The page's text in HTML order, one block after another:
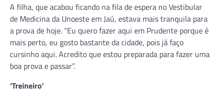
A filha, que acabou ficando na fila de espera no Vestibular
de Medicina da Unoeste em Jaú, estava mais tranquila para
a prova de hoje. “Eu quero fazer aqui em Prudente porque é
mais perto, eu gosto bastante da cidade, pois já faço
cursinho aqui. Acredito que estou preparada para fazer uma
boa prova e passar”.
‘Treineiro’